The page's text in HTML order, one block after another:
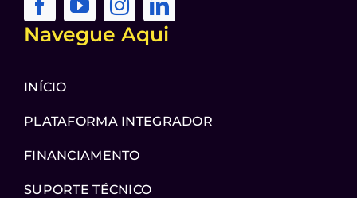
Navegue Aqui
INÍCIO
PLATAFORMA INTEGRADOR
FINANCIAMENTO
SUPORTE TÉCNICO